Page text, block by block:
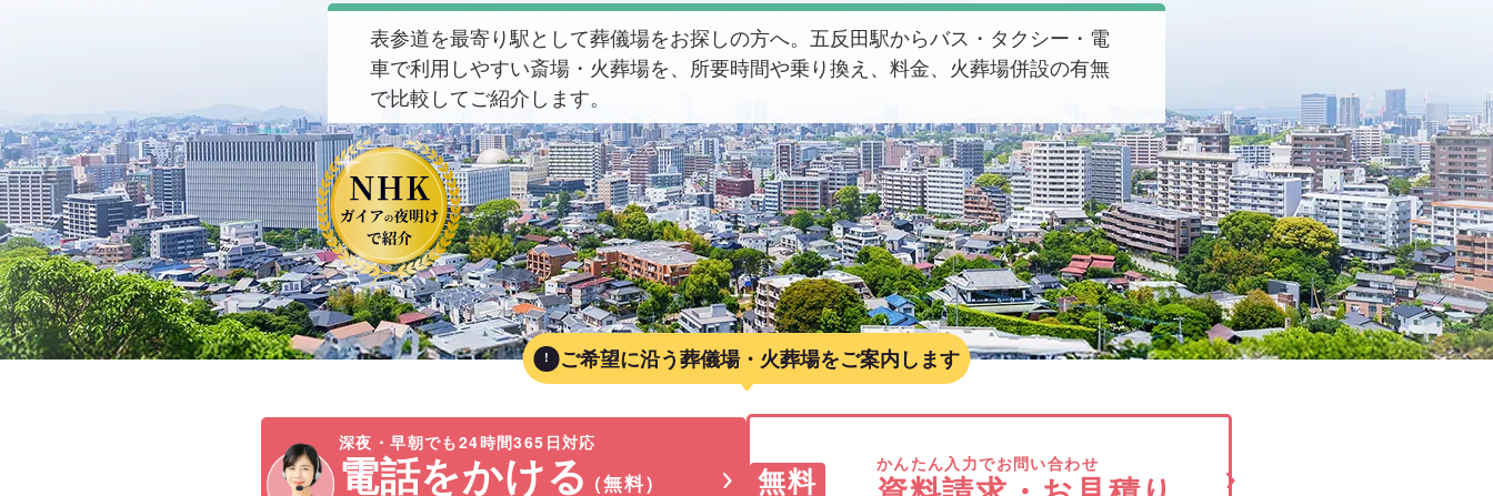
表参道を最寄り駅として葬儀場をお探しの方へ。五反田駅からバス・タクシー・電
車で利用しやすい斎場・火葬場を、所要時間や乗り換え、料金、火葬場併設の有無
で比較してご紹介します。
ご希望に沿う葬儀場・火葬場をご案内します
深夜・早朝でも24時間365日対応
電話をかける （無料） 無料 かんたん入力でお問い合わせ